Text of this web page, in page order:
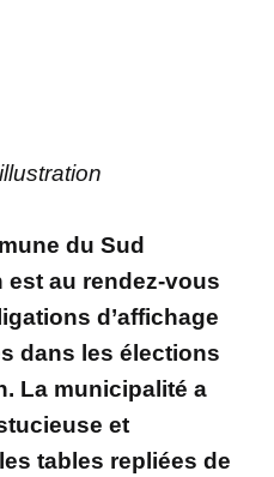
du Sud
est au rendez-vous
d’affichage
dans les élections
La municipalité a
et
tables repliées de